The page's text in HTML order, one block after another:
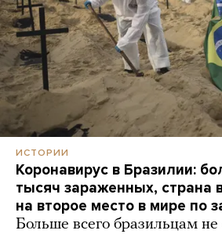
ИСТОРИИ
Коронавирус в Бразилии:
тысяч зараженных, страна
на второе место в мире по
Больше всего бразильцам не